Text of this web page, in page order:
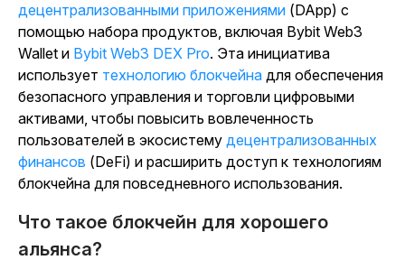
децентрализованными приложениями (DApp) с
помощью набора продуктов, включая Bybit Web3
Wallet и Bybit Web3 DEX Pro. Эта инициатива
использует технологию блокчейна для обеспечения
безопасного управления и торговли цифровыми
активами, чтобы повысить вовлеченность
пользователей в экосистему децентрализованных
финансов (DeFi) и расширить доступ к технологиям
блокчейна для повседневного использования.
Что такое блокчейн для хорошего
альянса?